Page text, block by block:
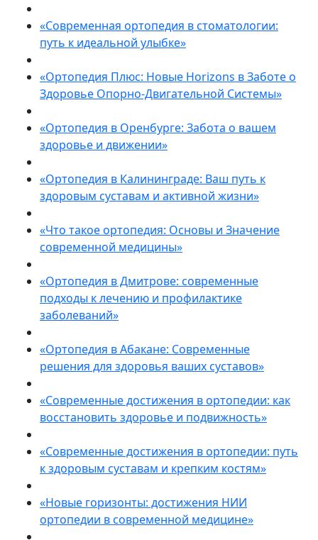
«Современная ортопедия в стоматологии:
путь к идеальной улыбке»
«Ортопедия Плюс: Новые Horizons в Заботе о
Здоровье Опорно-Двигательной Системы»
«Ортопедия в Оренбурге: Забота о вашем
здоровье и движении»
«Ортопедия в Калининграде: Ваш путь к
здоровым суставам и активной жизни»
«Что такое ортопедия: Основы и Значение
современной медицины»
«Ортопедия в Дмитрове: современные
подходы к лечению и профилактике
заболеваний»
«Ортопедия в Абакане: Современные
решения для здоровья ваших суставов»
«Современные достижения в ортопедии: как
восстановить здоровье и подвижность»
«Современные достижения в ортопедии: путь
к здоровым суставам и крепким костям»
«Новые горизонты: достижения НИИ
ортопедии в современной медицине»